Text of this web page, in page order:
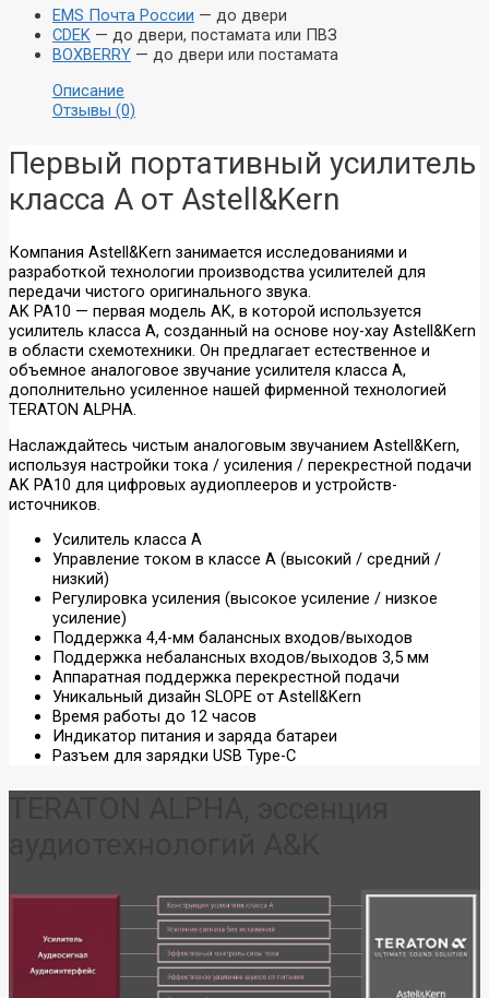
EMS Почта России — до двери
CDEK — до двери, постамата или ПВЗ
BOXBERRY — до двери или постамата
Описание
Отзывы (0)
Первый портативный усилитель
класса А от Astell&Kern
Компания Astell&Kern занимается исследованиями и
разработкой технологии производства усилителей для
передачи чистого оригинального звука.
AK PA10 — первая модель AK, в которой используется
усилитель класса А, созданный на основе ноу-хау Astell&Kern
в области схемотехники. Он предлагает естественное и
объемное аналоговое звучание усилителя класса А,
дополнительно усиленное нашей фирменной технологией
TERATON ALPHA.
Наслаждайтесь чистым аналоговым звучанием Astell&Kern,
используя настройки тока / усиления / перекрестной подачи
AK PA10 для цифровых аудиоплееров и устройств-
источников.
Усилитель класса А
Управление током в классе А (высокий / средний /
низкий)
Регулировка усиления (высокое усиление / низкое
усиление)
Поддержка 4,4-мм балансных входов/выходов
Поддержка небалансных входов/выходов 3,5 мм
Аппаратная поддержка перекрестной подачи
Уникальный дизайн SLOPE от Astell&Kern
Время работы до 12 часов
Индикатор питания и заряда батареи
Разъем для зарядки USB Type-C